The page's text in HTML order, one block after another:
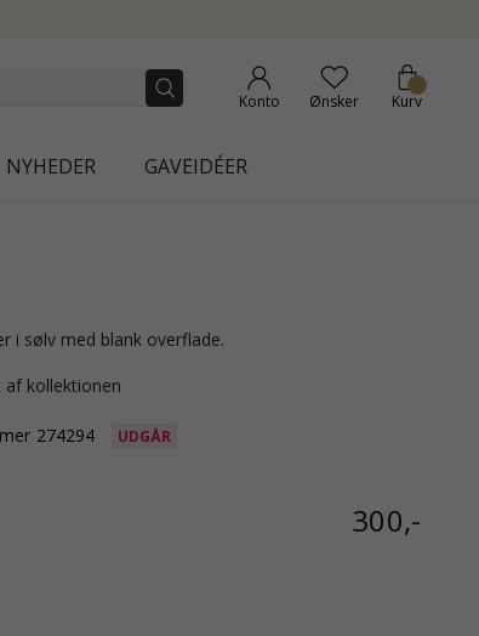
Konto Ønsker Kurv
NYHEDER GAVEIDÉER
i sølv med blank overflade.
af kollektionen
274294 UDGÅR
300,-